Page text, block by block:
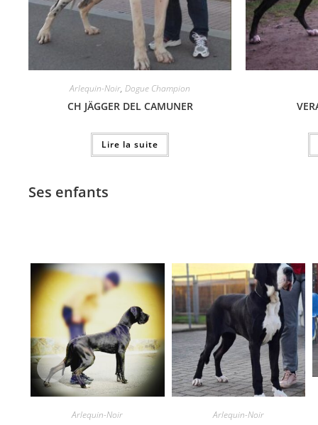
Arlequin-Noir, Dogue Champion
CH JÄGGER DEL CAMUNER
Lire la suite
Ses enfants
Arlequin-Noir Arlequin-Noir